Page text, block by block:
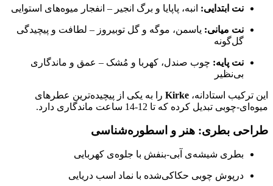
نت ابتدایی: انبه، پاپایا و برگ انجیر – انفجار میوه‌های استوایی
نت میانی: یاسمن، موگه و گل توبیروز – لطافت و پیچیدگی
گل‌گونه
نت پایه: چوب صندل، کهربا و مُشک – عمق و ماندگاری
بی‌نظیر
این ترکیب استادانه، Kirke را به یکی از پیچیده‌ترین عطرهای
میوه‌ای-چوبی تبدیل کرده که تا 12-14 ساعت ماندگاری دارد.
طراحی بطری: هنر و اسطوره‌شناسی
بطری شیشه‌ی آبی-بنفش با جلوه‌ی کهربایی
درپوش چوبی حکاکی‌شده با نماد اسب دریایی